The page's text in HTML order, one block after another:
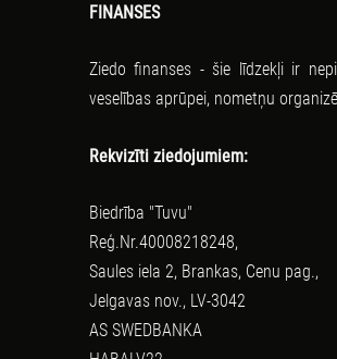
FINANSES
Ziedo finanses - šie līdzekļi ir
veselības aprūpei, nometņu
Rekvizīti ziedojumiem:
Biedrība "Tuvu"
Reģ.Nr.40008218248,
Saules iela 2, Brankas, Cenu pag.,
Jelgavas nov., LV-3042
AS SWEDBANKA